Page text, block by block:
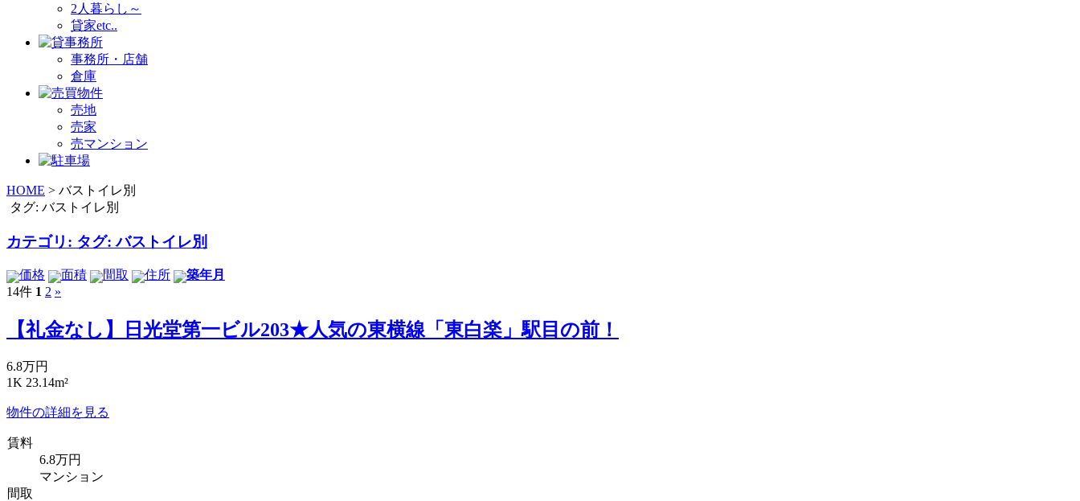
2人暮らし～
貸家etc..
事務所・店舗
倉庫
売地
売家
売マンション
HOME > バストイレ別
タグ: バストイレ別
カテゴリ: タグ: バストイレ別
価格 面積 間取 住所
築年月
14件 1 2 »
【礼金なし】日光堂第一ビル203★人気の東横線「東白楽」駅目の前！
6.8万円
1K 23.14m²
物件の詳細を見る
賃料
6.8万円
マンション
間取